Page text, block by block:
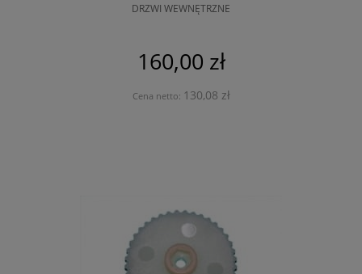
DRZWI WEWNĘTRZNE
160,00 zł
Cena netto: 130,08 zł